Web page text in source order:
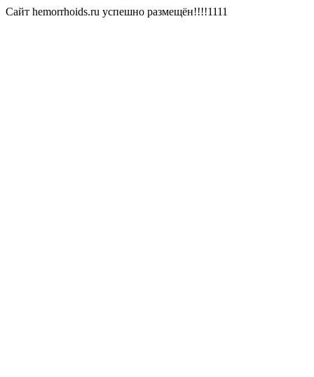
Сайт hemorrhoids.ru успешно размещён!!!!1111